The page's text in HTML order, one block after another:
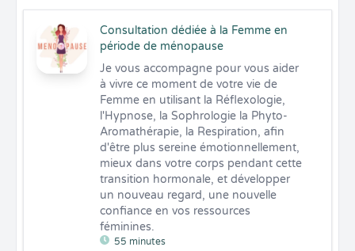
Consultation dédiée à la Femme en
période de ménopause
55 minutes
Je vous accompagne pour vous aider
à vivre ce moment de votre vie de
Femme en utilisant la Réflexologie,
l'Hypnose, la Sophrologie la Phyto-
Aromathérapie, la Respiration, afin
d'être plus sereine émotionnellement,
mieux dans votre corps pendant cette
transition hormonale, et développer
un nouveau regard, une nouvelle
confiance en vos ressources
féminines.